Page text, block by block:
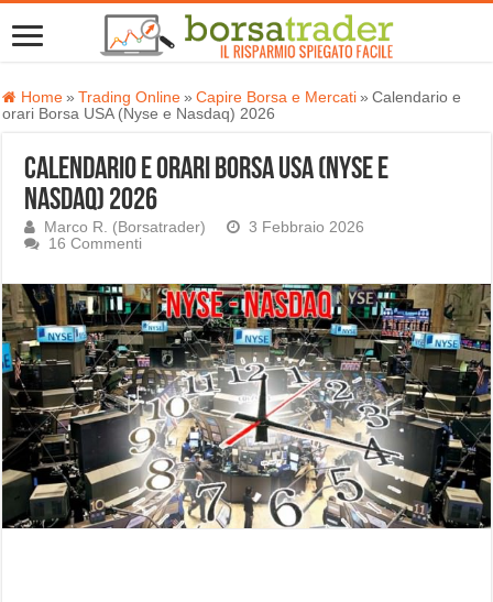
Home » Trading Online » Capire Borsa e Mercati » Calendario e
orari Borsa USA (Nyse e Nasdaq) 2026
Calendario e orari Borsa USA (Nyse e
Nasdaq) 2026
Marco R. (Borsatrader)
3 Febbraio 2026
16 Commenti